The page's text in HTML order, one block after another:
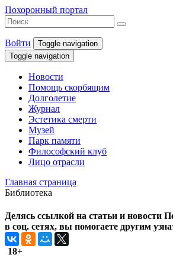
Похоронный портал
Войти
Toggle navigation
Toggle navigation
Новости
Помощь скорбящим
Долголетие
Журнал
Эстетика смерти
Музей
Парк памяти
Философский клуб
Лицо отрасли
Главная страница
Библиотека
Делясь ссылкой на статьи и новости
в соц. сетях, вы помогаете другим
18+